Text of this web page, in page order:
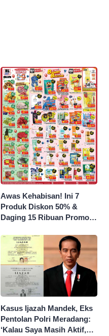
Awas Kehabisan! Ini 7
Produk Diskon 50% &
Daging 15 Ribuan Promo
Malam Ini
Kasus Ijazah Mandek, Eks
Pentolan Polri Meradang:
‘Kalau Saya Masih Aktif,